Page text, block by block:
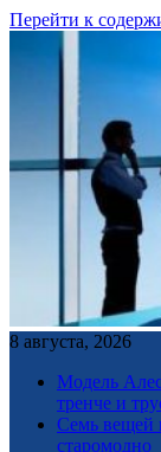
Перейти к
8 августа, 2026
Модель
тренче и
Семь вещей
старомодно